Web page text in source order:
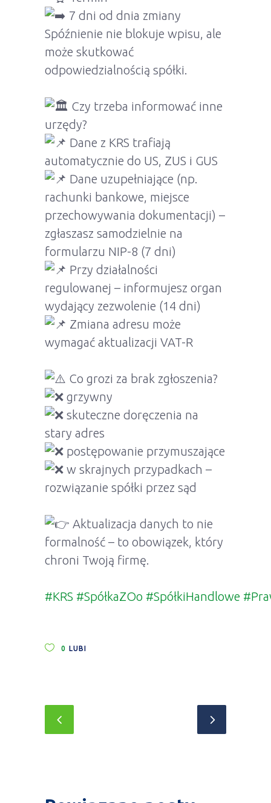
7 dni od dnia zmiany
Spóźnienie nie blokuje wpisu, ale
może skutkować
odpowiedzialnością spółki.
Czy trzeba informować inne
urzędy?
Dane z KRS trafiają
automatycznie do US, ZUS i GUS
Dane uzupełniające (np.
rachunki bankowe, miejsce
przechowywania dokumentacji) –
zgłaszasz samodzielnie na
formularzu NIP-8 (7 dni)
Przy działalności
regulowanej – informujesz organ
wydający zezwolenie (14 dni)
Zmiana adresu może
wymagać aktualizacji VAT-R
Co grozi za brak zgłoszenia?
grzywny
skuteczne doręczenia na
stary adres
postępowanie przymuszające
w skrajnych przypadkach –
rozwiązanie spółki przez sąd
Aktualizacja danych to nie
formalność – to obowiązek, który
chroni Twoją firmę.
#KRS #SpółkaZOo #SpółkiHandlowe
0 LUBI